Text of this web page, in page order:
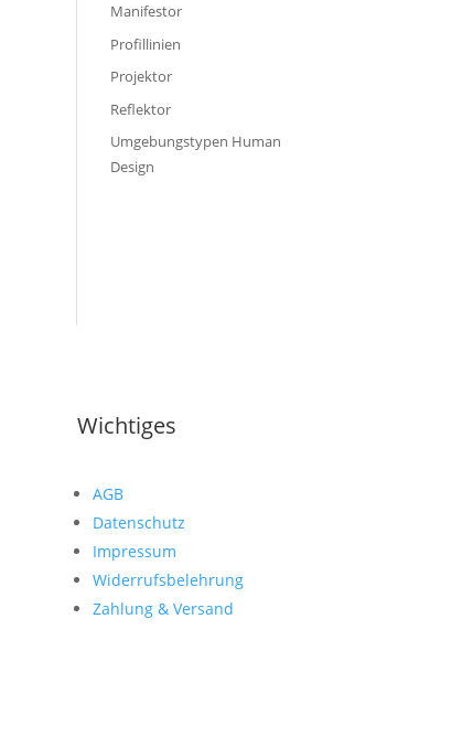
Manifestor
Profillinien
Projektor
Reflektor
Umgebungstypen Human
Design
Wichtiges
AGB
Datenschutz
Impressum
Widerrufsbelehrung
Zahlung & Versand